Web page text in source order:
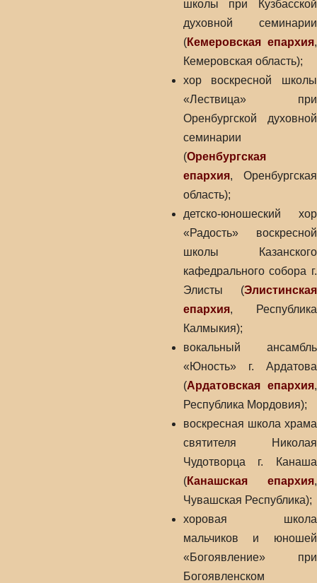
школы при Кузбасской
духовной семинарии
(Кемеровская епархия,
Кемеровская область);
хор воскресной школы
«Лествица» при
Оренбургской духовной
семинарии
(Оренбургская
епархия, Оренбургская
область);
детско-юношеский хор
«Радость» воскресной
школы Казанского
кафедрального собора г.
Элисты (Элистинская
епархия, Республика
Калмыкия);
вокальный ансамбль
«Юность» г. Ардатова
(Ардатовская епархия,
Республика Мордовия);
воскресная школа храма
святителя Николая
Чудотворца г. Канаша
(Канашская епархия,
Чувашская Республика);
хоровая школа
мальчиков и юношей
«Богоявление» при
Богоявленском